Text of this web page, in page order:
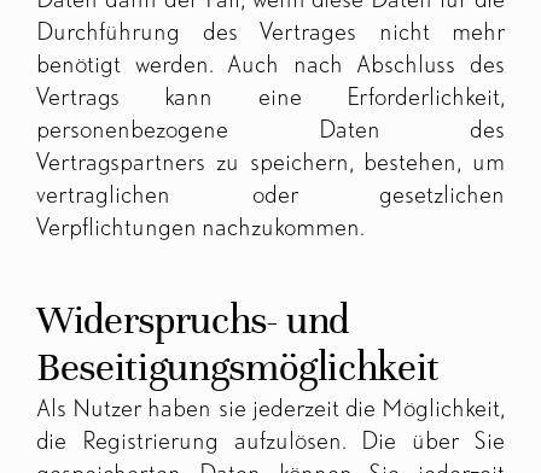
Durchführung des Vertrages nicht mehr
benötigt werden. Auch nach Abschluss des
Vertrags kann eine Erforderlichkeit,
personenbezogene Daten des
Vertragspartners zu speichern, bestehen, um
vertraglichen oder gesetzlichen
Verpflichtungen nachzukommen.
Widerspruchs- und
Beseitigungsmöglichkeit
Als Nutzer haben sie jederzeit die Möglichkeit,
die Registrierung aufzulösen. Die über Sie